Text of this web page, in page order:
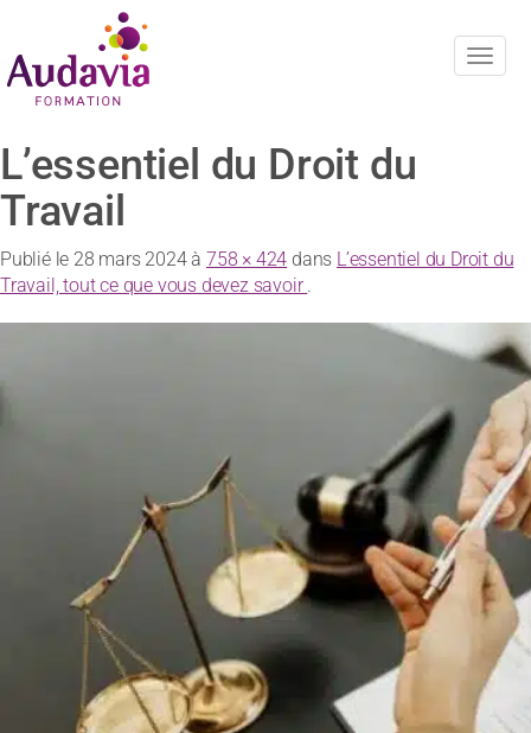
L’essentiel du Droit du
Travail
Publié le 28 mars 2024à758 × 424 dans L’essentiel du Droit du
Travail, tout ce que vous devez savoir.